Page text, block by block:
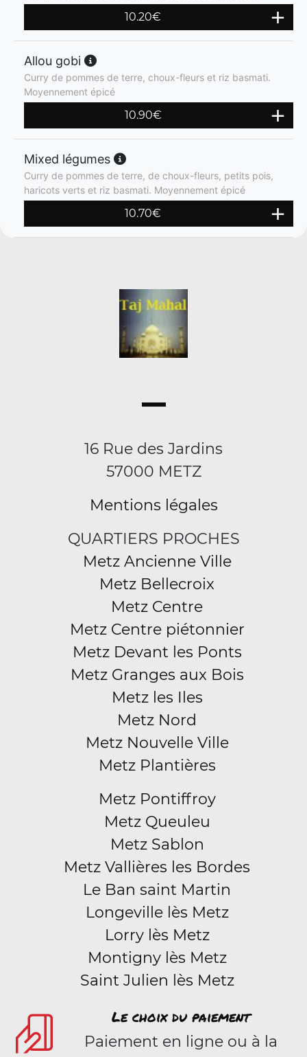
10.20€
Allou gobi
Curry de pommes de terre, choux-fleurs et riz basmati.
Moyennement épicé
10.90€
Mixed légumes
Curry de pommes de terre, de choux-fleurs, petits pois,
haricots verts et riz basmati. Moyennement épicé
10.70€
16 Rue des Jardins
57000 METZ
Mentions légales
QUARTIERS PROCHES
Metz Ancienne Ville
Metz Bellecroix
Metz Centre
Metz Centre piétonnier
Metz Devant les Ponts
Metz Granges aux Bois
Metz les Iles
Metz Nord
Metz Nouvelle Ville
Metz Plantières
Metz Pontiffroy
Metz Queuleu
Metz Sablon
Metz Vallières les Bordes
Le Ban saint Martin
Longeville lès Metz
Lorry lès Metz
Montigny lès Metz
Saint Julien lès Metz
Le choix du paiement
Paiement en ligne ou à la